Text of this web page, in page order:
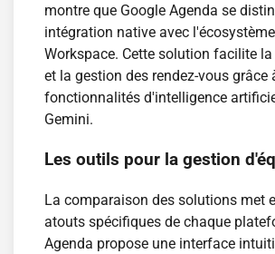
montre que Google Agenda se
intégration native avec
Workspace. Cette solution facilite
et la gestion des rendez-vous grâce
fonctionnalités d'intelligence
Gemini.
Les outils pour la gestion
La comparaison des solutions met
atouts spécifiques de chaque
Agenda propose une interface